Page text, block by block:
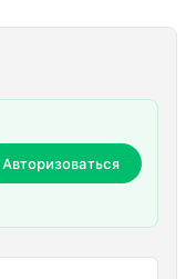
Авторизоваться